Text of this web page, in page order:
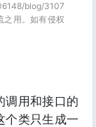
blog/3107
之用。如有侵权
调用和接口的
个类只生成一